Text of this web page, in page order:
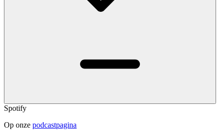
Spotify
Op onze podcastpagina